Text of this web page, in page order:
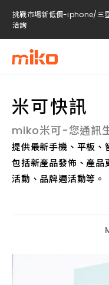
挑戰市場新低價-iphone/三
洽詢
挑戰市場新低價-iphone/三
洽詢
挑戰市場新低價-iphone/三
米可快訊
miko米可-您通訊
提供最新手機、平板、
包括新產品發佈、產品
活動、品牌週活動等。